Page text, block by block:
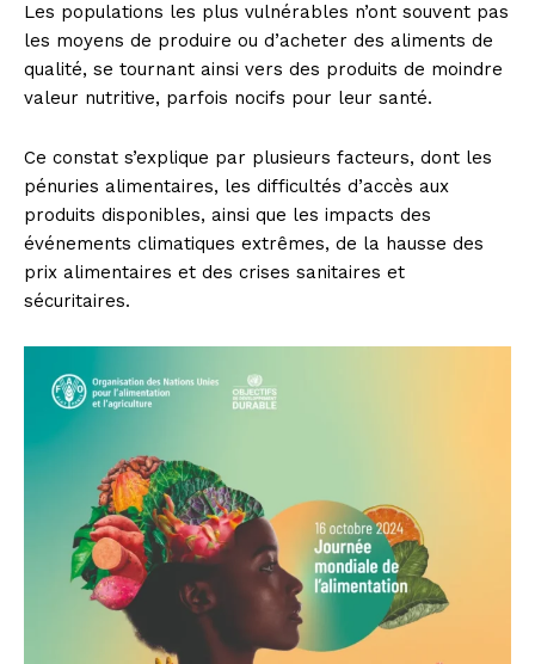
Les populations les plus vulnérables n’ont souvent pas
les moyens de produire ou d’acheter des aliments de
qualité, se tournant ainsi vers des produits de moindre
valeur nutritive, parfois nocifs pour leur santé.
Ce constat s’explique par plusieurs facteurs, dont les
pénuries alimentaires, les difficultés d’accès aux
produits disponibles, ainsi que les impacts des
événements climatiques extrêmes, de la hausse des
prix alimentaires et des crises sanitaires et
sécuritaires.